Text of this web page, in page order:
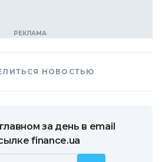
НОВОСТЬЮ
за день в email
finance.ua